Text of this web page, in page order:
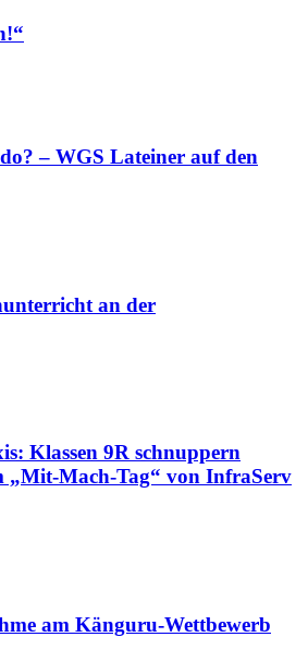
– WGS Lateiner auf den
an der
Klassen 9R schnuppern
„Mit-Mach-Tag“ von InfraServ
am Känguru-Wettbewerb